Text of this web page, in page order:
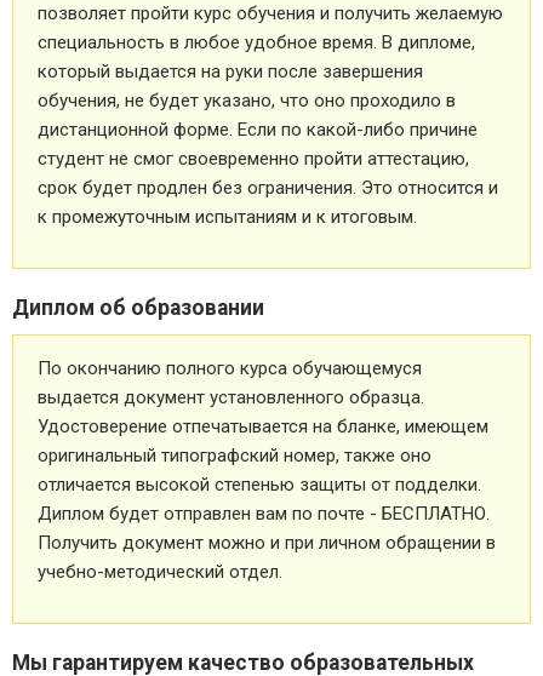
позволяет пройти курс обучения и получить желаемую
специальность в любое удобное время. В дипломе,
который выдается на руки после завершения
обучения, не будет указано, что оно проходило в
дистанционной форме. Если по какой-либо причине
студент не смог своевременно пройти аттестацию,
срок будет продлен без ограничения. Это относится и
к промежуточным испытаниям и к итоговым.
Диплом об образовании
По окончанию полного курса обучающемуся
выдается документ установленного образца.
Удостоверение отпечатывается на бланке, имеющем
оригинальный типографский номер, также оно
отличается высокой степенью защиты от подделки.
Диплом будет отправлен вам по почте - БЕСПЛАТНО.
Получить документ можно и при личном обращении в
учебно-методический отдел.
Мы гарантируем качество образовательных